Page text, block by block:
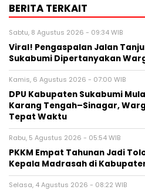
BERITA TERKAIT
Sabtu, 8 Agustus 2026 - 09:34 WIB
Viral! Pengaspalan Jalan
Sukabumi Dipertanyakan
Kamis, 6 Agustus 2026 - 07:00 WIB
‎DPU Kabupaten Sukabumi
Karang Tengah–Sinagar,
Tepat Waktu
Rabu, 5 Agustus 2026 - 05:54 WIB
PKKM Empat Tahunan Jadi
Kepala Madrasah di
Selasa, 4 Agustus 2026 - 08:22 WIB